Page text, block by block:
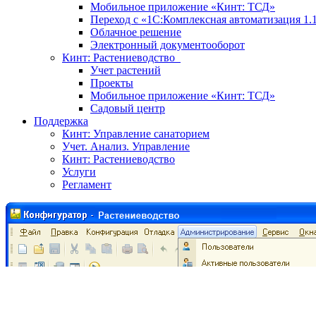
Мобильное приложение «Кинт: ТСД»
Переход с «1С:Комплексная автоматизация
Облачное решение
Электронный документооборот
Кинт: Растениеводство
Учет растений
Проекты
Мобильное приложение «Кинт: ТСД»
Садовый центр
Поддержка
Кинт: Управление санаторием
Учет. Анализ. Управление
Кинт: Растениеводство
Услуги
Регламент